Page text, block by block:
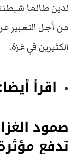
لدين طالما
من أجل التعبير
الكثيرين في غزة.
اقرأ أيضا:
صمود
تدفع